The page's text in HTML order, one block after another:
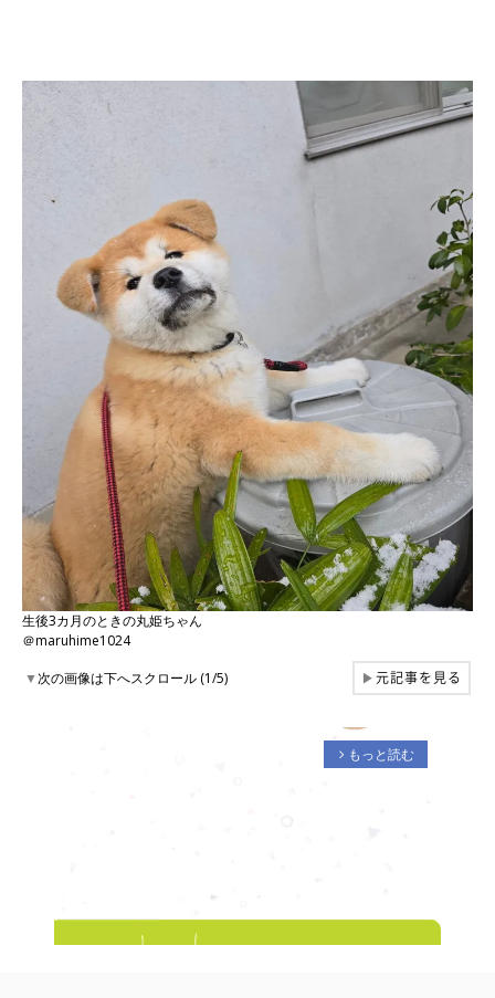
生後3カ月のときの丸姫ちゃん
＠maruhime1024
▼次の画像は下へスクロール (1/5) ▶元記事を見る
arrow_forward_ios もっと読む